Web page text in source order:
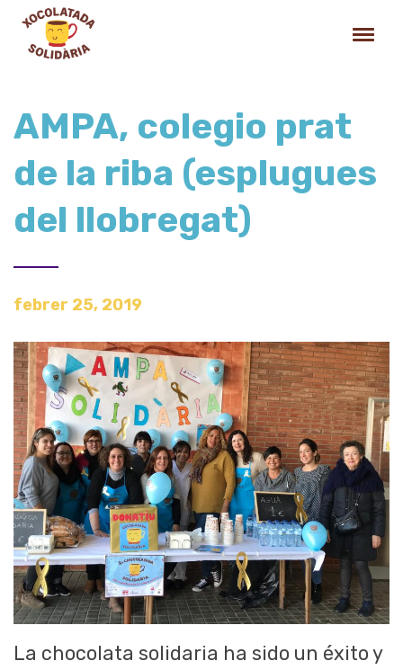
AMPA, colegio prat
de la riba (esplugues
del llobregat)
febrer 25, 2019
La chocolata solidaria ha sido un éxito y